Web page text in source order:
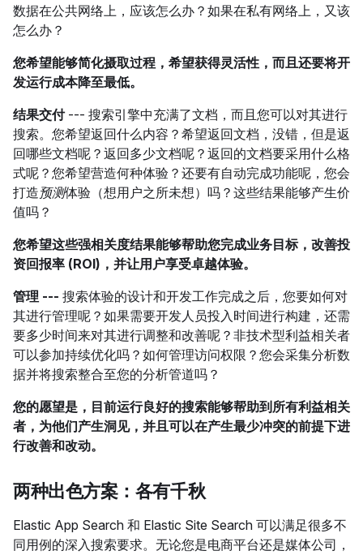
数据在公共网络上，应该怎么办？如果在私有网络上，又该
怎么办？
您希望能够简化摄取过程，希望获得灵活性，而且还要将开
发运行成本降至最低。
结果交付--- 搜索引擎中充满了文档，而且您可以对其进行
搜索。您希望返回什么内容？希望返回文档，没错，但是返
回哪些文档呢？返回多少文档呢？返回的文档要采用什么格
式呢？您希望营造何种体验？还要有自动完成功能呢，您会
打造预测体验（想用户之所未想）吗？这些结果能够产生价
值吗？
您希望这些强相关度结果能够帮助您完成业务目标，改善投
资回报率 (ROI)，并让用户享受卓越体验。
管理 --- 搜索体验的设计和开发工作完成之后，您要如何对
其进行管理呢？如果需要开发人员投入时间进行构建，还需
要多少时间来对其进行调整和改善呢？非技术型利益相关者
可以参加持续优化吗？如何管理访问权限？您会采集分析数
据并将搜索整合至您的分析管道吗？
您的愿望是，目前运行良好的搜索能够帮助到所有利益相关
者，为他们产生洞见，并且可以在产生最少冲突的前提下进
行改善和改动。
两种出色方案：各有千秋
Elastic App Search 和 Elastic Site Search 可以满足很多不
同用例的深入搜索要求。无论您是电商平台还是媒体公司，